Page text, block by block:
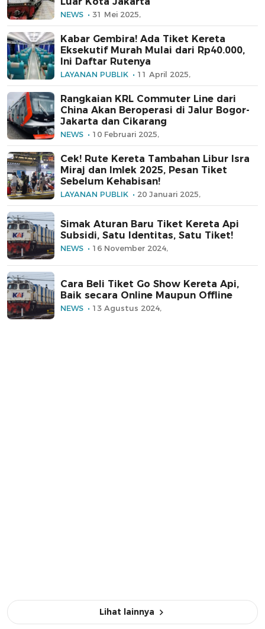
NEWS 31 Mei 2025,
Kabar Gembira! Ada Tiket Kereta
Eksekutif Murah Mulai dari Rp40.000,
Ini Daftar Rutenya
LAYANAN PUBLIK 11 April 2025,
Rangkaian KRL Commuter Line dari
China Akan Beroperasi di Jalur Bogor-
Jakarta dan Cikarang
NEWS 10 Februari 2025,
Cek! Rute Kereta Tambahan Libur Isra
Miraj dan Imlek 2025, Pesan Tiket
Sebelum Kehabisan!
LAYANAN PUBLIK 20 Januari 2025,
Simak Aturan Baru Tiket Kereta Api
Subsidi, Satu Identitas, Satu Tiket!
NEWS 16 November 2024,
Cara Beli Tiket Go Show Kereta Api,
Baik secara Online Maupun Offline
NEWS 13 Agustus 2024,
Lihat lainnya